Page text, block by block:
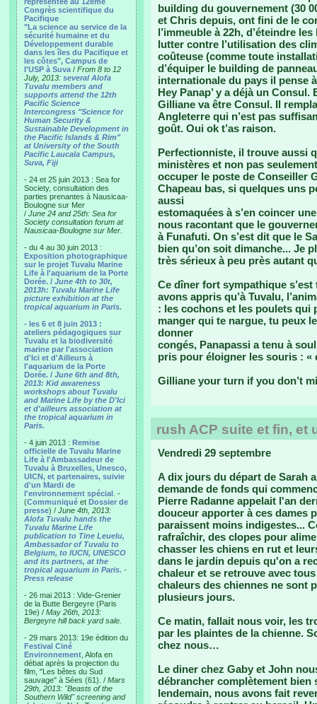
Congrès scientifique du
Pacifique
"La science au service de la
sécurité humaine et du
Développement durable
dans les îles du Pacifique et
les côtes", Campus de
l'USP à Suva / From 8 to 12
July, 2013: several Alofa
Tuvalu members and
supports attend the 12th
Pacific Science
Intercongress "Science for
Human Security &
Sustainable Development in
the Pacific Islands & Rim"
at University of the South
Pacific Laucala Campus,
Suva, Fiji
- 24 et 25 juin 2013 : Sea for
Society, consultation des
parties prenantes à Nausicaa-
Boulogne sur Mer
/ June 24 and 25th: Sea for
Society consultation forum at
Nausicaa-Boulogne sur Mer.
- du 4 au 30 juin 2013 :
Exposition photographique
sur le projet Tuvalu Marine
Life à l'aquarium de la Porte
Dorée. / June 4th to 30t,
2013h: Tuvalu Marine Life
picture exhibition at the
tropical aquarium in Paris.
- les 6 et 8 juin 2013 :
ateliers pédagogiques sur
Tuvalu et la biodiversité
marine par l'association
d'Ici et d'Ailleurs à
l'aquarium de la Porte
Dorée. / June 6th and 8th,
2013: Kid awareness
workshops about Tuvalu
and Marine Life by the D'Ici
et d'ailleurs association at
the tropical aquarium in
Paris.
- 4 juin 2013 : Remise
officielle de Tuvalu Marine
Life à l'Ambassadeur de
Tuvalu à Bruxelles, Unesco,
UICN, et partenaires, suivie
d'un Mardi de
l'environnement spécial . -
(Communiqué et Dossier de
presse) / June 4th, 2013:
Alofa Tuvalu hands the
Tuvalu Marine Life
publication to Tine Leuelu,
Ambassador of Tuvalu to
Belgium, to IUCN, UNESCO
and its partners, at the
tropical aquarium in Paris. -
Press release
- 26 mai 2013 : Vide-Grenier
de la Butte Bergeyre (Paris
19e) / May 26th, 2013:
Bergeyre hill back yard sale.
- 29 mars 2013: 19e édition du
Festival Ciné
Environnement , Alofa en
débat après la projection du
film, "Les bêtes du Sud
sauvage" à Sées (61). / Mars
29th, 2013: "Beasts of the
Southern Wild" screening and
building du gouvernement (30
et Chris depuis, ont fini de le
l’immeuble à 22h, d’éteindre
lutter contre l’utilisation des
coûteuse (comme toute
d’équiper le building de
internationale du pays il pense
Hey Panap’ y a déjà un
Gilliane va être Consul. Il
Angleterre qui n’est pas
goût. Oui ok t’as raison.
Perfectionniste, il trouve aussi
ministères et non pas
occuper le poste de Conseiller
Chapeau bas, si quelques uns
aussi
estomaquées à s’en coincer
nous racontant que le
à Funafuti. On s’est dit que le
bien qu’on soit dimanche... Je
très sérieux à peu près autant
Ce dîner fort sympathique
avons appris qu’à Tuvalu,
: les cochons et les poulets qui
manger qui te nargue, tu peux
donner
congés, Panapassi a tenu à
pris pour éloigner les souris : «
Gilliane your turn if you don’t
rush ACP suite et fin, et
Vendredi 29 septembre
A dix jours du départ de Sarah
demande de fonds qui
Pierre Radanne appelait l'an
douceur apporter à ces dames
paraissent moins indigestes...
rafraîchir, des clopes pour
chasser les chiens en rut et
dans le jardin depuis qu'on a
chaleur et se retrouve avec
chaleurs des chiennes ne sont
plusieurs jours.
Ce matin, fallait nous voir, les
par les plaintes de la chienne.
chez nous…
Le diner chez Gaby et John
débrancher complètement bien
lendemain, nous avons fait